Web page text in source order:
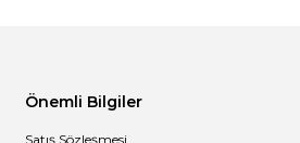
Önemli Bilgiler
Satış Sözleşmesi